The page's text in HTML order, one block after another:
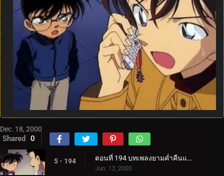
Dec. 18, 2000
Shared 0
5 - 194 ตอนที่ 194 บทเพลงยามค่ำคืนแห่งจิตสังหารสีแดง (ตอนแรก)
Jun. 12, 2000